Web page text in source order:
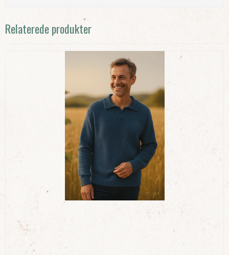
Relaterede produkter